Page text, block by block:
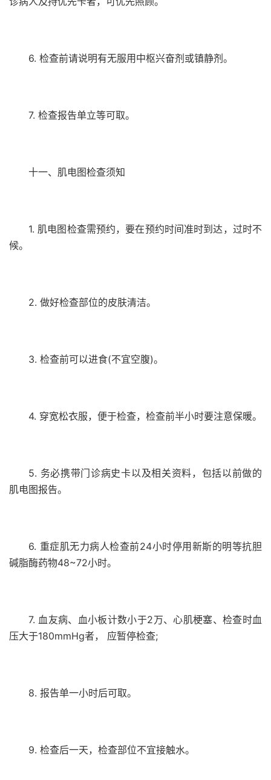
6. 检查前请说明有无服用中枢兴奋剂或镇静剂。
7. 检查报告单立等可取。
十一、肌电图检查须知
1. 肌电图检查需预约，要在预约时间准时到达，过时不
候。
2. 做好检查部位的皮肤清洁。
3. 检查前可以进食(不宜空腹)。
4. 穿宽松衣服，便于检查，检查前半小时要注意保暖。
5. 务必携带门诊病史卡以及相关资料，包括以前做的
肌电图报告。
6. 重症肌无力病人检查前24小时停用新斯的明等抗胆
碱脂酶药物48~72小时。
7. 血友病、血小板计数小于2万、心肌梗塞、检查时血
压大于180mmHg者， 应暂停检查;
8. 报告单一小时后可取。
9. 检查后一天，检查部位不宜接触水。